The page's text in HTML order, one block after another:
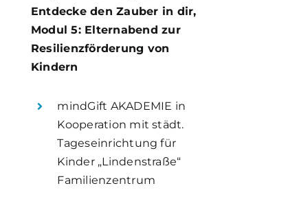
Entdecke den Zauber in dir,
Modul 5: Elternabend zur
Resilienzförderung von
Kindern
mindGift AKADEMIE in
Kooperation mit städt.
Tageseinrichtung für
Kinder „Lindenstraße“
Familienzentrum